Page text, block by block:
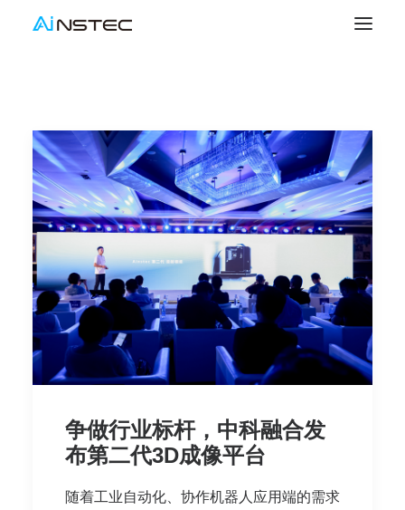
SEARCH
争做行业标杆，中科融合发
布第二代3D成像平台
随着工业自动化、协作机器人应用端的需求